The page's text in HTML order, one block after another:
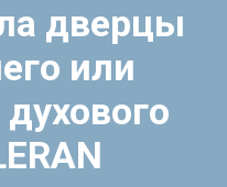
дверцы
или